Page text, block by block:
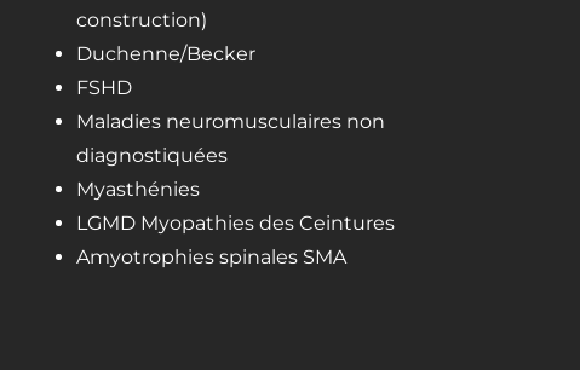
construction)
Duchenne/Becker
FSHD
Maladies neuromusculaires non
diagnostiquées
Myasthénies
LGMD Myopathies des Ceintures
Amyotrophies spinales SMA